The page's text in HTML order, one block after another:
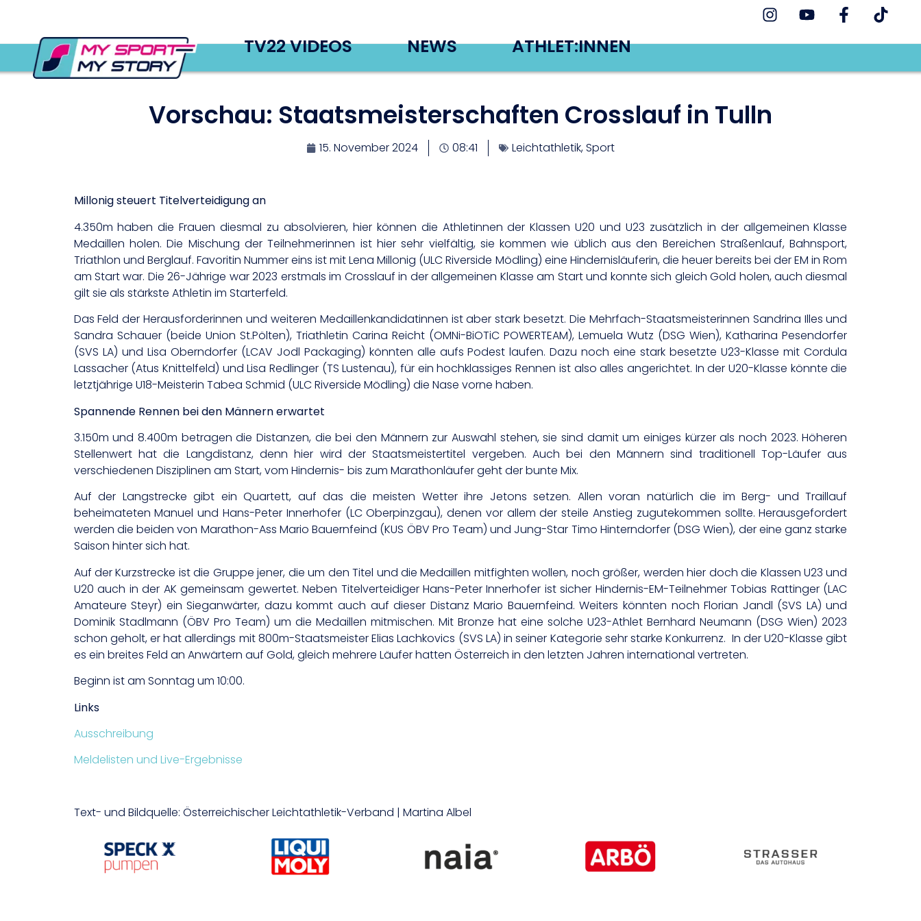
TV22 VIDEOS NEWS ATHLET:INNEN
Vorschau: Staatsmeisterschaften Crosslauf in Tulln
15. November 2024 08:41 Leichtathletik,Sport
Millonig steuert Titelverteidigung an
4.350m haben die Frauen diesmal zu absolvieren, hier können die Athletinnen der Klassen U20 und U23 zusätzlich in der allgemeinen Klasse
Medaillen holen. Die Mischung der Teilnehmerinnen ist hier sehr vielfältig, sie kommen wie üblich aus den Bereichen Straßenlauf, Bahnsport,
Triathlon und Berglauf. Favoritin Nummer eins ist mit Lena Millonig (ULC Riverside Mödling) eine Hindernisläuferin, die heuer bereits bei der EM in Rom
am Start war. Die 26-Jährige war 2023 erstmals im Crosslauf in der allgemeinen Klasse am Start und konnte sich gleich Gold holen, auch diesmal
gilt sie als stärkste Athletin im Starterfeld.
Das Feld der Herausforderinnen und weiteren Medaillenkandidatinnen ist aber stark besetzt. Die Mehrfach-Staatsmeisterinnen Sandrina Illes und
Sandra Schauer (beide Union St.Pölten), Triathletin Carina Reicht (OMNi-BiOTiC POWERTEAM), Lemuela Wutz (DSG Wien), Katharina Pesendorfer
(SVS LA) und Lisa Oberndorfer (LCAV Jodl Packaging) könnten alle aufs Podest laufen. Dazu noch eine stark besetzte U23-Klasse mit Cordula
Lassacher (Atus Knittelfeld) und Lisa Redlinger (TS Lustenau), für ein hochklassiges Rennen ist also alles angerichtet. In der U20-Klasse könnte die
letztjährige U18-Meisterin Tabea Schmid (ULC Riverside Mödling) die Nase vorne haben.
Spannende Rennen bei den Männern erwartet
3.150m und 8.400m betragen die Distanzen, die bei den Männern zur Auswahl stehen, sie sind damit um einiges kürzer als noch 2023. Höheren
Stellenwert hat die Langdistanz, denn hier wird der Staatsmeistertitel vergeben. Auch bei den Männern sind traditionell Top-Läufer aus
verschiedenen Disziplinen am Start, vom Hindernis- bis zum Marathonläufer geht der bunte Mix.
Auf der Langstrecke gibt ein Quartett, auf das die meisten Wetter ihre Jetons setzen. Allen voran natürlich die im Berg- und Traillauf
beheimateten Manuel und Hans-Peter Innerhofer (LC Oberpinzgau), denen vor allem der steile Anstieg zugutekommen sollte. Herausgefordert
werden die beiden von Marathon-Ass Mario Bauernfeind (KUS ÖBV Pro Team) und Jung-Star Timo Hinterndorfer (DSG Wien), der eine ganz starke
Saison hinter sich hat.
Auf der Kurzstrecke ist die Gruppe jener, die um den Titel und die Medaillen mitfighten wollen, noch größer, werden hier doch die Klassen U23 und
U20 auch in der AK gemeinsam gewertet. Neben Titelverteidiger Hans-Peter Innerhofer ist sicher Hindernis-EM-Teilnehmer Tobias Rattinger (LAC
Amateure Steyr) ein Sieganwärter, dazu kommt auch auf dieser Distanz Mario Bauernfeind. Weiters könnten noch Florian Jandl (SVS LA) und
Dominik Stadlmann (ÖBV Pro Team) um die Medaillen mitmischen. Mit Bronze hat eine solche U23-Athlet Bernhard Neumann (DSG Wien) 2023
schon geholt, er hat allerdings mit 800m-Staatsmeister Elias Lachkovics (SVS LA) in seiner Kategorie sehr starke Konkurrenz. In der U20-Klasse gibt
es ein breites Feld an Anwärtern auf Gold, gleich mehrere Läufer hatten Österreich in den letzten Jahren international vertreten.
Beginn ist am Sonntag um 10:00.
Links
Ausschreibung
Meldelisten und Live-Ergebnisse
Text- und Bildquelle: Österreichischer Leichtathletik-Verband | Martina Albel